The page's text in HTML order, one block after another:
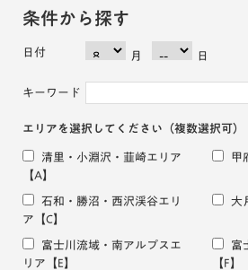
条件から探す
日付 月 日
キーワード
エリアを選択してください （複数選択可）
清里・小淵沢・韮崎エリア
【A】
甲
石和・勝沼・西沢渓谷エリ
ア 【C】
大
富士川流域・南アルプスエ
リア 【E】
富
【F】